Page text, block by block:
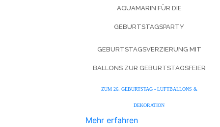
AQUAMARIN FÜR DIE
GEBURTSTAGSPARTY
GEBURTSTAGSVERZIERUNG MIT
BALLONS ZUR GEBURTSTAGSFEIER
ZUM 26. GEBURTSTAG - LUFTBALLONS &
DEKORATION
Mehr erfahren